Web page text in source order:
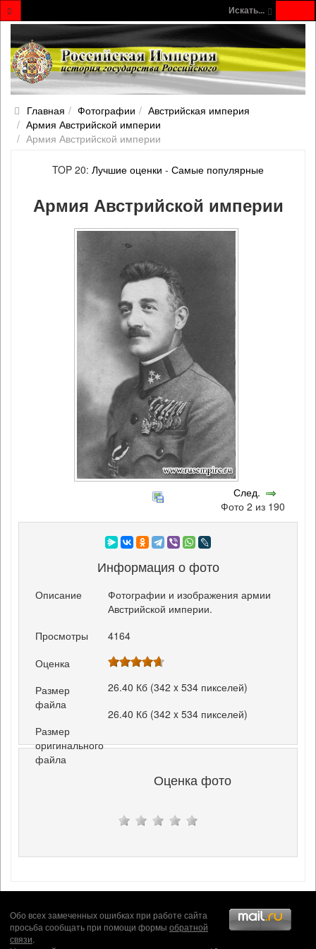
Искать...
Главная Фотографии
Австрийская империя
Армия Австрийской империи
Армия Австрийской империи
TOP 20: Лучшие оценки - Самые популярные
Армия Австрийской империи
След.
Фото 2 из 190
Информация о фото
Описание
Фотографии и изображения армии
Австрийской империи.
Просмотры
4164
Оценка
Размер
файла
26.40 Кб (342 x 534 пикселей)
Размер
оригинального
файла
26.40 Кб (342 x 534 пикселей)
Оценка фото
Обо всех замеченных ошибках при работе сайта
просьба сообщать при помощи формы обратной
связи.